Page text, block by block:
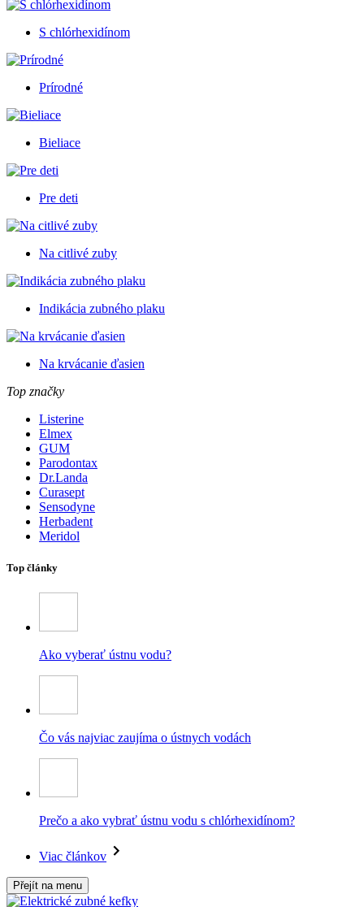
S chlórhexidínom
Prírodné
Bieliace
Pre deti
Na citlivé zuby
Indikácia zubného plaku
Na krvácanie ďasien
Top značky
Listerine
Elmex
GUM
Parodontax
Dr.Landa
Curasept
Sensodyne
Herbadent
Meridol
Top články
Ako vyberať ústnu vodu?
Čo vás najviac zaujíma o ústnych vodách
Prečo a ako vybrať ústnu vodu s chlórhexidínom?
Viac článkov
Přejít na menu